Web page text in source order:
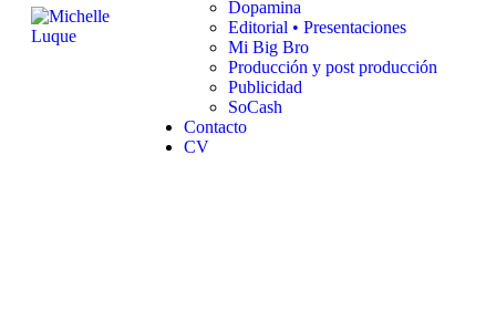
Dopamina
Editorial • Presentaciones
Mi Big Bro
Producción y post producción
Publicidad
SoCash
Contacto
CV